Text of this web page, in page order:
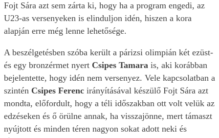
Fojt Sára azt sem zárta ki, hogy ha a program engedi, az
U23-as versenyeken is elinduljon idén, hiszen a kora
alapján erre még lenne lehetősége.
A beszélgetésben szóba került a párizsi olimpián két ezüst-
és egy bronzérmet nyert Csipes Tamara is, aki korábban
bejelentette, hogy idén nem versenyez. Vele kapcsolatban a
szintén Csipes Ferenc irányításával készülő Fojt Sára azt
mondta, előfordult, hogy a téli időszakban ott volt velük az
edzéseken és ő örülne annak, ha visszajönne, mert támaszt
nyújtott és minden téren nagyon sokat adott neki és